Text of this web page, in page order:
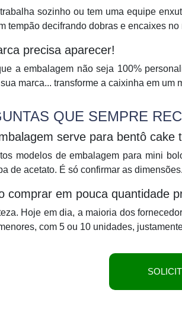
sozinho ou tem uma equipe
tempão decifrando dobras e encaixes
precisa aparecer!
a embalagem não seja 100%
marca... transforme a caixinha em um
QUE SEMPRE
serve para bentô cake
modelos de embalagem para mini
de acetato. É só confirmar as dimensões.
comprar em pouca quantidade
Hoje em dia, a maioria dos
com 5 ou 10 unidades,